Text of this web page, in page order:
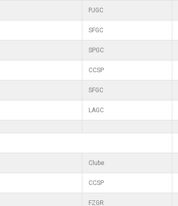
PJGC
SFGC
SPGC
CCSP
SFGC
LAGC
Clube
CCSP
FZGR